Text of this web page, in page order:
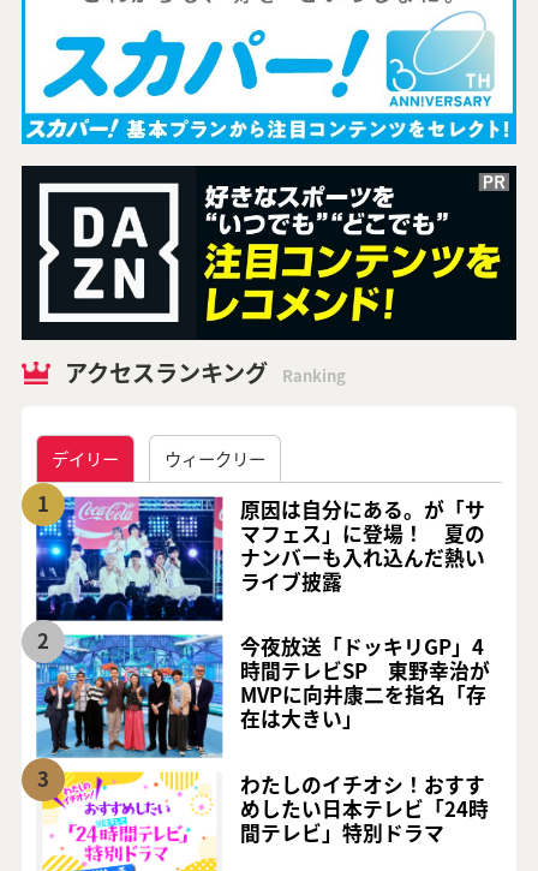
アクセスランキング Ranking
デイリー ウィークリー
1
原因は自分にある。が「サ
マフェス」に登場！ 夏の
ナンバーも入れ込んだ熱い
ライブ披露
2
今夜放送「ドッキリGP」4
時間テレビSP 東野幸治が
MVPに向井康二を指名「存
在は大きい」
3
わたしのイチオシ！おすす
めしたい日本テレビ「24時
間テレビ」特別ドラマ